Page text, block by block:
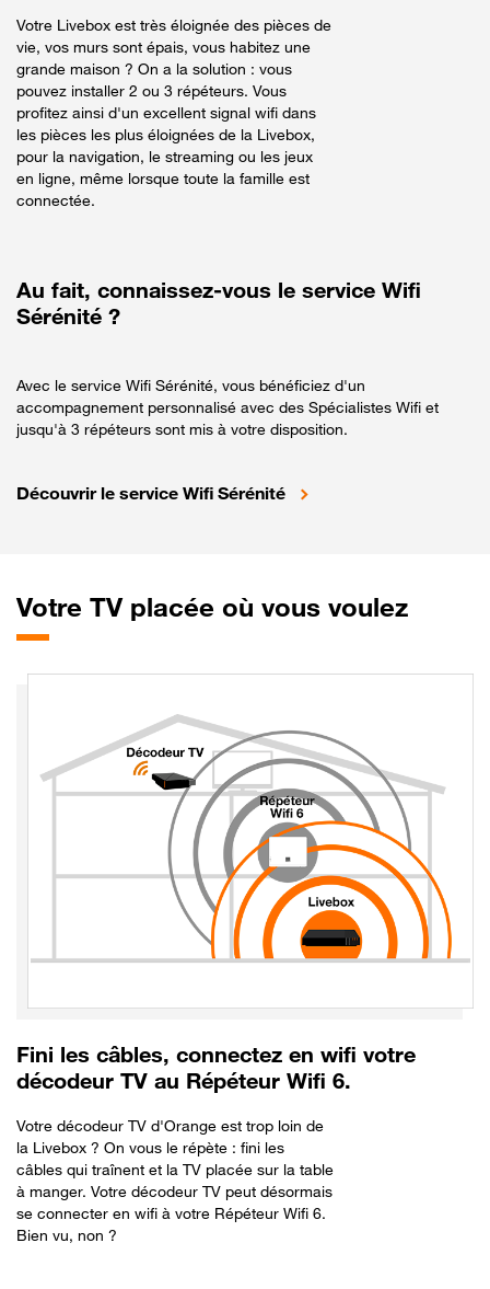
Votre Livebox est très éloignée des pièces de
vie, vos murs sont épais, vous habitez une
grande maison ? On a la solution : vous
pouvez installer 2 ou 3 répéteurs. Vous
profitez ainsi d'un excellent signal wifi dans
les pièces les plus éloignées de la Livebox,
pour la navigation, le streaming ou les jeux
en ligne, même lorsque toute la famille est
connectée.
Au fait, connaissez-vous le service Wifi
Sérénité ?
Avec le service Wifi Sérénité, vous bénéficiez d'un
accompagnement personnalisé avec des Spécialistes Wifi et
jusqu'à 3 répéteurs sont mis à votre disposition.
Découvrir le service Wifi Sérénité
Votre TV placée où vous voulez
Fini les câbles, connectez en wifi votre
décodeur TV au Répéteur Wifi 6.
Votre décodeur TV d'Orange est trop loin de
la Livebox ? On vous le répète : fini les
câbles qui traînent et la TV placée sur la table
à manger. Votre décodeur TV peut désormais
se connecter en wifi à votre Répéteur Wifi 6.
Bien vu, non ?